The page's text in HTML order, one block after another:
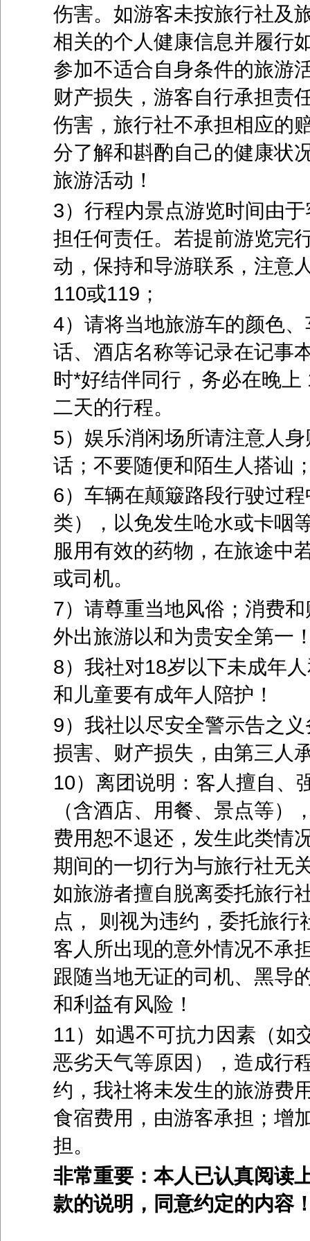
伤害。如游客未按旅行社及
相关的个人健康信息并履行
参加不适合自身条件的旅游
财产损失，游客自行承担责
伤害，旅行社不承担相应的
分了解和斟酌自己的健康状
旅游活动！
3）行程内景点游览时间由
担任何责任。若提前游览完
动，保持和导游联系，注意
110或119 ；
4）请将当地旅游车的颜色
话、酒店名称等记录在记事
时*好结伴同行，务必在晚上
二天的行程。
5）娱乐消闲场所请注意人
话；不要随便和陌生人搭讪
6）车辆在颠簸路段行驶过
类），以免发生呛水或卡咽
服用有效的药物，在旅途中
或司机。
7）请尊重当地风俗；消费
外出旅游以和为贵安全第一
8）我社对18岁以下未成年
和儿童要有成年人陪护！
9）我社以尽安全警示告之
损害、财产损失，由第三人
10）离团说明：客人擅自、
（含酒店、用餐、景点等
费用恕不退还，发生此类情
期间的一切行为与旅行社无
如旅游者擅自脱离委托旅行
点， 则视为违约，委托旅
客人所出现的意外情况不承
跟随当地无证的司机、黑导
和利益有风险！
11）如遇不可抗力因素（如
恶劣天气等原因），造成行
约，我社将未发生的旅游费
食宿费用，由游客承担；增
担。
非常重要：本人已认真阅读
款的说明，同意约定的内容